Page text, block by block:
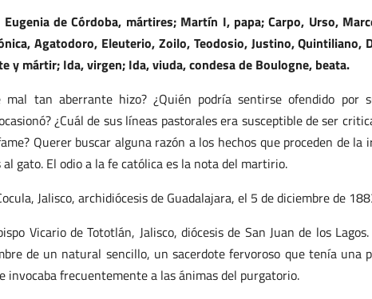
de Córdoba, mártires; Martín I, papa; Carpo, Urso,
Agatodoro, Eleuterio, Zoilo, Teodosio, Justino, Quintiliano,
y mártir; Ida, virgen; Ida, viuda, condesa de Boulogne, beata.
mal tan aberrante hizo? ¿Quién podría sentirse ofendido por
¿Cuál de sus líneas pastorales era susceptible de ser
Querer buscar alguna razón a los hechos que proceden de la
gato. El odio a la fe católica es la nota del martirio.
Jalisco, archidiócesis de Guadalajara, el 5 de diciembre de
Vicario de Tototlán, Jalisco, diócesis de San Juan de los
de un natural sencillo, un sacerdote fervoroso que tenía una
invocaba frecuentemente a las ánimas del purgatorio.